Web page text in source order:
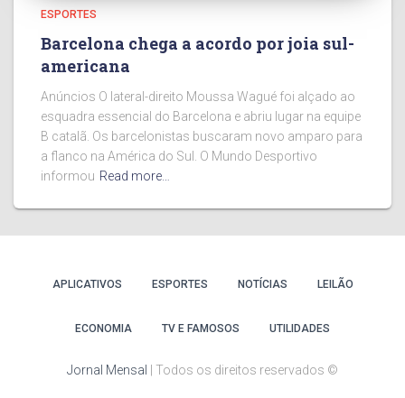
ESPORTES
Barcelona chega a acordo por joia sul-
americana
Anúncios O lateral-direito Moussa Wagué foi alçado ao
esquadra essencial do Barcelona e abriu lugar na equipe
B catalã. Os barcelonistas buscaram novo amparo para
a flanco na América do Sul. O Mundo Desportivo
informou Read more…
APLICATIVOS ESPORTES NOTÍCIAS LEILÃO
ECONOMIA TV E FAMOSOS UTILIDADES
Jornal Mensal | Todos os direitos reservados ©